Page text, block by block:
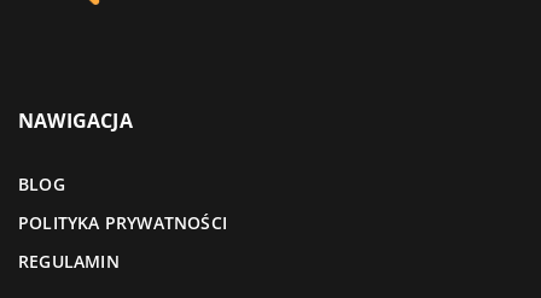
NAWIGACJA
BLOG
POLITYKA PRYWATNOŚCI
REGULAMIN